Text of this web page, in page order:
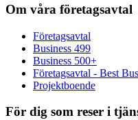
Om våra företagsavtal
Företagsavtal
Business 499
Business 500+
Företagsavtal - Best
Projektboende
För dig som reser i